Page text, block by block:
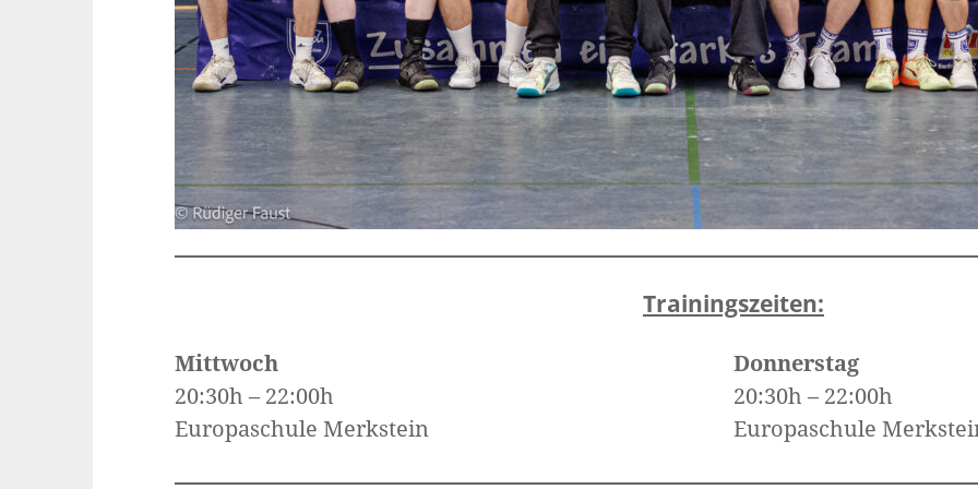
Trainingszeiten:
Mittwoch
20:30h – 22:00h
Europaschule Merkstein
Donnerstag
20:30h – 22:00h
Europaschule